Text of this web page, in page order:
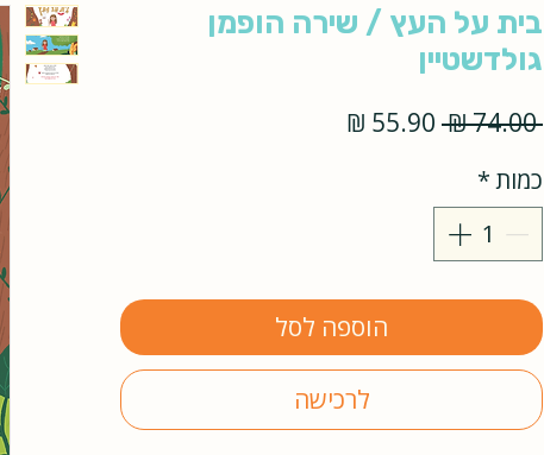
בית על העץ / שירה הופמן
גולדשטיין
‏74.00 ‏₪
מחיר
כמות*
הוספה לסל
לרכישה